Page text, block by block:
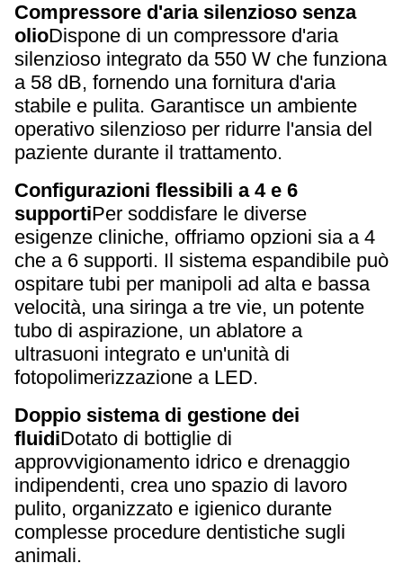
Compressore d'aria silenzioso senza
olioDispone di un compressore d'aria
silenzioso integrato da 550 W che funziona
a 58 dB, fornendo una fornitura d'aria
stabile e pulita. Garantisce un ambiente
operativo silenzioso per ridurre l'ansia del
paziente durante il trattamento.
Configurazioni flessibili a 4 e 6
supportiPer soddisfare le diverse
esigenze cliniche, offriamo opzioni sia a 4
che a 6 supporti. Il sistema espandibile può
ospitare tubi per manipoli ad alta e bassa
velocità, una siringa a tre vie, un potente
tubo di aspirazione, un ablatore a
ultrasuoni integrato e un'unità di
fotopolimerizzazione a LED.
Doppio sistema di gestione dei
fluidiDotato di bottiglie di
approvvigionamento idrico e drenaggio
indipendenti, crea uno spazio di lavoro
pulito, organizzato e igienico durante
complesse procedure dentistiche sugli
animali.